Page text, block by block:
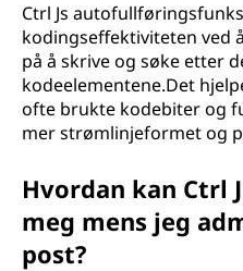
Ctrl Js
kodingseffektiviteten ved
på å skrive og søke etter
kodeelementene.Det
ofte brukte kodebiter og
mer strømlinjeformet og
Hvordan kan
meg mens jeg
post?